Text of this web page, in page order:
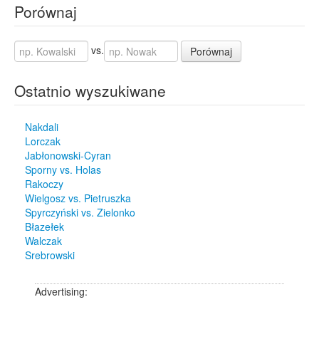
Porównaj
vs. Porównaj
Ostatnio wyszukiwane
Nakdali
Lorczak
Jabłonowski-Cyran
Sporny vs. Holas
Rakoczy
Wielgosz vs. Pietruszka
Spyrczyński vs. Zielonko
Błazełek
Walczak
Srebrowski
Advertising: